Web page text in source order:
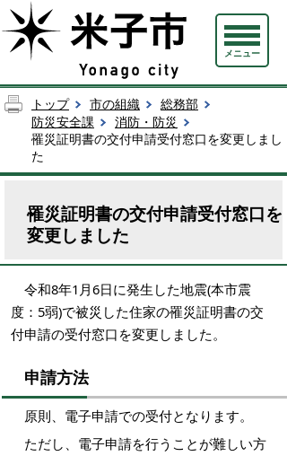
メニュー
トップ 市の組織
総務部
防災安全課
消防・防災
罹災証明書の交付申請受付窓口を変更しまし
た
罹災証明書の交付申請受付窓口を
変更しました
令和8年1月6日に発生した地震(本市震
度：5弱)で被災した住家の罹災証明書の交
付申請の受付窓口を変更しました。
申請方法
原則、電子申請での受付となります。
ただし、電子申請を行うことが難しい方